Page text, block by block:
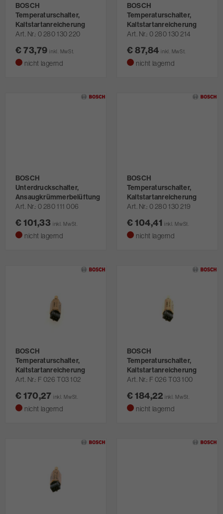
BOSCH
Temperaturschalter,
Kaltstartanreicherung
Art. Nr. 0 280 130 220
€ 73,79inkl. MwSt.
nicht lagernd
BOSCH
Temperaturschalter,
Kaltstartanreicherung
Art. Nr. 0 280 130 214
€ 87,84inkl. MwSt.
nicht lagernd
BOSCH
Unterdruckschalter,
Ansaugkrümmerbelüftung
Art. Nr. 0 280 111 006
€ 101,33inkl. MwSt.
nicht lagernd
BOSCH
Temperaturschalter,
Kaltstartanreicherung
Art. Nr. 0 280 130 219
€ 104,41inkl. MwSt.
nicht lagernd
BOSCH
Temperaturschalter,
Kaltstartanreicherung
Art. Nr. F 026 T03 102
€ 170,27inkl. MwSt.
nicht lagernd
BOSCH
Temperaturschalter,
Kaltstartanreicherung
Art. Nr. F 026 T03 100
€ 184,22inkl. MwSt.
nicht lagernd